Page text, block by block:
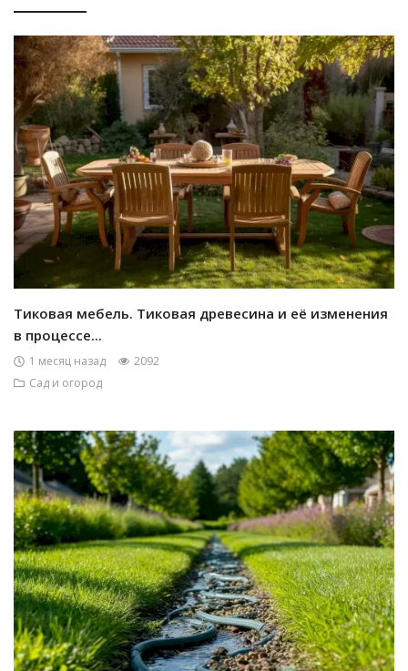
Тиковая мебель. Тиковая древесина и её изменения
в процессе...
1 месяц назад
2092
Сад и огород